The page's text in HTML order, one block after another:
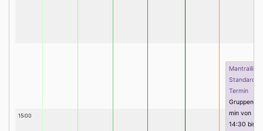
Mantrailing
Standard
Termin
Gruppenter
min von
14:30 bis
15:00